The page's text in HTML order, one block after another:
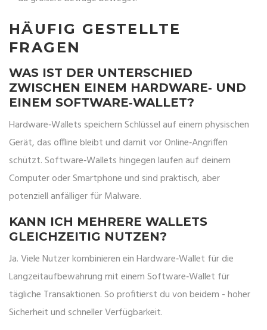
HÄUFIG GESTELLTE
FRAGEN
WAS IST DER UNTERSCHIED
ZWISCHEN EINEM HARDWARE‑ UND
EINEM SOFTWARE‑WALLET?
Hardware‑Wallets speichern Schlüssel auf einem physischen
Gerät, das offline bleibt und damit vor Online‑Angriffen
schützt. Software‑Wallets hingegen laufen auf deinem
Computer oder Smartphone und sind praktisch, aber
potenziell anfälliger für Malware.
KANN ICH MEHRERE WALLETS
GLEICHZEITIG NUTZEN?
Ja. Viele Nutzer kombinieren ein Hardware‑Wallet für die
Langzeit­aufbewahrung mit einem Software‑Wallet für
tägliche Transaktionen. So profitierst du von beidem - hoher
Sicherheit und schneller Verfügbarkeit.